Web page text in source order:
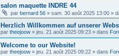
salon maquette INDRE 44
par bernard 56 » sam. 30 août 2025 13:00 »
Herzlich Willkommen auf unserer
par theejoow » jeu. 21 août 2025 09:23 » dans
Welcome to our Website!
par theejoow » jeu. 21 août 2025 09:22 » dans